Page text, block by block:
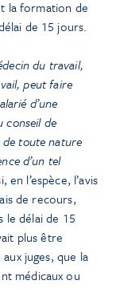
la formation de
de 15 jours.
du travail,
peut faire
d’une
conseil de
de toute nature
d’un tel
en l’espèce, l’avis
de recours,
le délai de 15
plus être
juges, que la
médicaux ou